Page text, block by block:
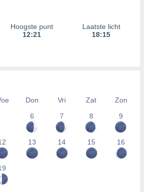
Hoogste punt
12:21
Laatste licht
18:15
Don Vri Zat
Zon
6
7 8 9
13 14 15 16